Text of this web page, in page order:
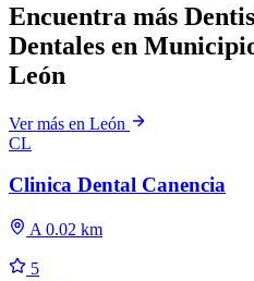
Encuentra más
Dentales en
León
Ver más en León
CL
Clinica Dental Canencia
A 0.02 km
5